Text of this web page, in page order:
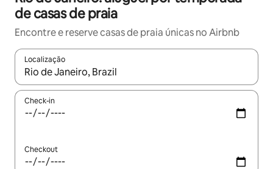
de casas de praia
Encontre e reserve casas de praia únicas no Airbnb
Localização
Quando os resultados estiverem disponíveis, explore-os
Check-in
Checkout